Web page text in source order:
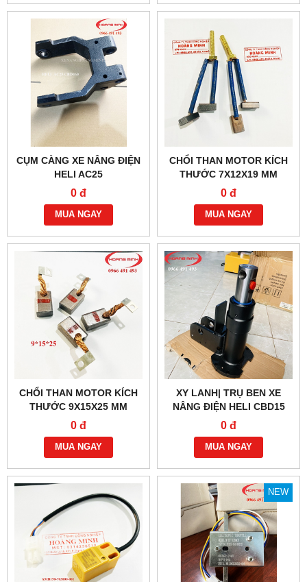
CỤM CÀNG XE NÂNG ĐIỆN
HELI AC25
0 đ
MUA NGAY
CHỔI THAN MOTOR KÍCH
THƯỚC 7X12X19 MM
0 đ
MUA NGAY
CHỔI THAN MOTOR KÍCH
THƯỚC 9X15X25 MM
0 đ
MUA NGAY
XY LANH| TRỤ BEN XE
NÂNG ĐIỆN HELI CBD15
0 đ
MUA NGAY
NEW